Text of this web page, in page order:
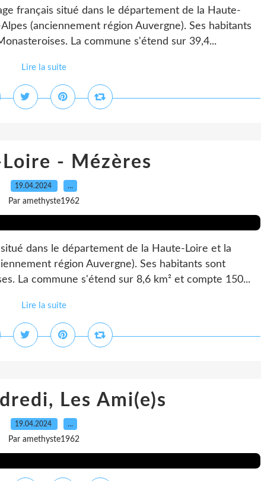
français situé dans le département de la Haute-
(anciennement région Auvergne). Ses habitants
La commune s'étend sur 39,4...
Lire la suite
- Mézères
19.04.2024 …
Par amethyste1962
dans le département de la Haute-Loire et la
région Auvergne). Ses habitants sont
La commune s'étend sur 8,6 km² et compte 150...
Lire la suite
Les Ami(e)s
19.04.2024 …
Par amethyste1962